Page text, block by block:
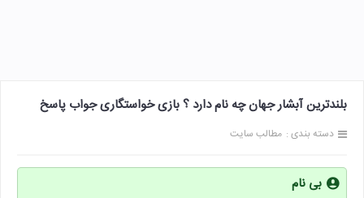
بلندترین آبشار جهان چه نام دارد ؟ بازی خواستگاری جواب پاسخ
دسته بندی : مطالب سایت
بی نام